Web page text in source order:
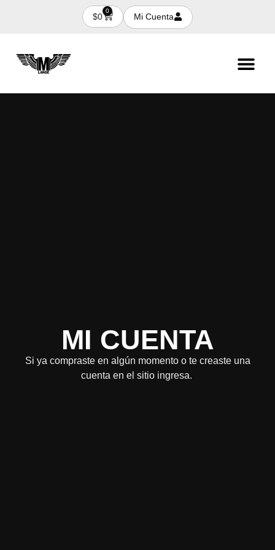
$0
0
Mi Cuenta
MI CUENTA
Si ya compraste en algún momento o te creaste una
cuenta en el sitio ingresa.